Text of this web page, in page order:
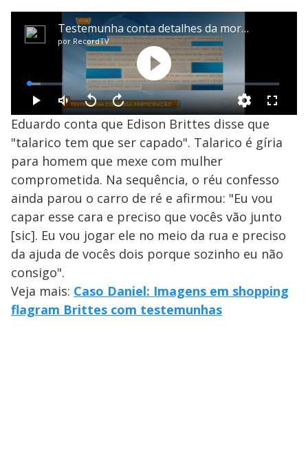
Eduardo conta que Edison Brittes disse que
"talarico tem que ser capado". Talarico é gíria
para homem que mexe com mulher
comprometida. Na sequência, o réu confesso
ainda parou o carro de ré e afirmou: "Eu vou
capar esse cara e preciso que vocês vão junto
[sic]. Eu vou jogar ele no meio da rua e preciso
da ajuda de vocês dois porque sozinho eu não
consigo".
Veja mais: Caso Daniel: Imagens em shopping
flagram Brittes com testemunhas